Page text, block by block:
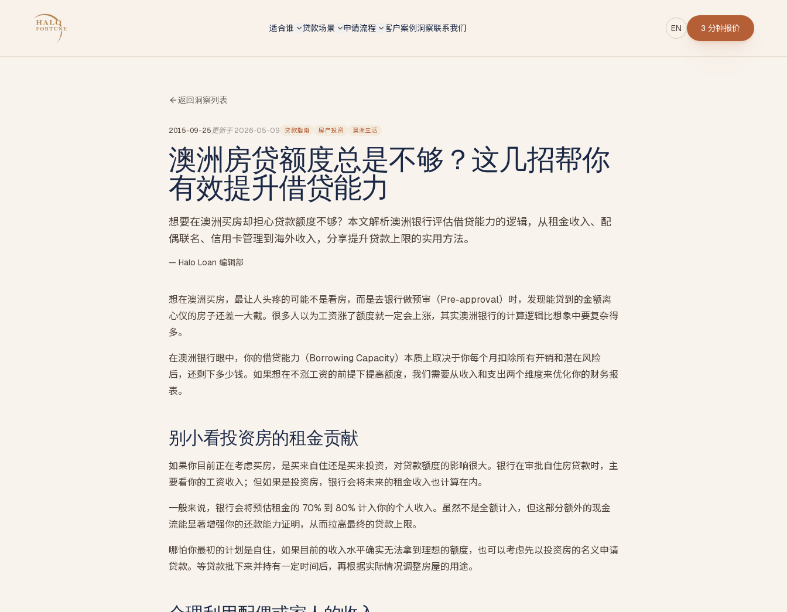
适合谁
自雇人士（总览）
Tradie 蓝领师傅
餐饮老板
餐厅 / 咖啡馆 / 酒吧 — 现金入账打包专项
墨尔本贷款经纪人 新
墨尔本本地自雇房贷专家 · 按区找经纪人（Box Hill /
墨尔本自雇人士
Carlton 餐饮 / Box Hill IT / CBD 设计师 — 本地 suburb
贷款场景
6 大场景总览
投资房 Investment
建房 Construction
商业 Commercial
套现 Cash-out
申请流程
5 步申请流程
Alt-doc 灵活文件
BAS + 流水 + 会计师信组合替代 2 年税单 · 18 家 lender
BAS-only 季报路径
4 季度 BAS + ABN 2 年 · 12 家 lender · 10 天 approval
投资房贷款
扩张
建筑贷款
期房贷款
买楼花 · 交割估值缺口提前压测
客户案例洞察联系我们 EN 3 分钟报价
返回洞察列表
2015-09-25更新于 2026-05-09 贷款指南 房产投资 澳洲生活
澳洲房贷额度总是不够？这几招帮你
有效提升借贷能力
想要在澳洲买房却担心贷款额度不够？本文解析澳洲银行评估借贷能力的逻辑，从租金收入、配
偶联名、信用卡管理到海外收入，分享提升贷款上限的实用方法。
— Halo Loan 编辑部
想在澳洲买房，最让人头疼的可能不是看房，而是去银行做预审（Pre-approval）时，发现能贷到的金额离
心仪的房子还差一大截。很多人以为工资涨了额度就一定会上涨，其实澳洲银行的计算逻辑比想象中要复杂得
多。
在澳洲银行眼中，你的借贷能力（Borrowing Capacity）本质上取决于你每个月扣除所有开销和潜在风险
后，还剩下多少钱。如果想在不涨工资的前提下提高额度，我们需要从收入和支出两个维度来优化你的财务报
表。
别小看投资房的租金贡献
如果你目前正在考虑买房，是买来自住还是买来投资，对贷款额度的影响很大。银行在审批自住房贷款时，主
要看你的工资收入；但如果是投资房，银行会将未来的租金收入也计算在内。
一般来说，银行会将预估租金的 70% 到 80% 计入你的个人收入。虽然不是全额计入，但这部分额外的现金
流能显著增强你的还款能力证明，从而拉高最终的贷款上限。
哪怕你最初的计划是自住，如果目前的收入水平确实无法拿到理想的额度，也可以考虑先以投资房的名义申请
贷款。等贷款批下来并持有一定时间后，再根据实际情况调整房屋的用途。